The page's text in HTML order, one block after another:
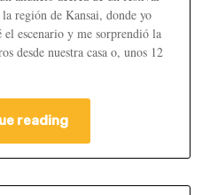
región de Kansai, donde yo
escenario y me sorprendió la
desde nuestra casa o, unos 12
reading